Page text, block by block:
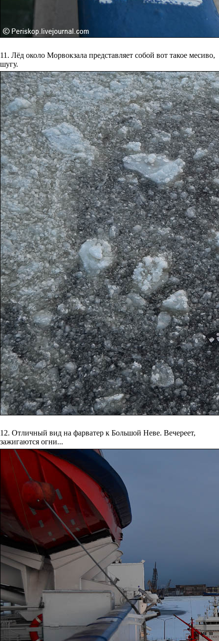
11. Лёд около Морвокзала представляет собой вот такое месиво,
шугу.
12. Отличный вид на фарватер к Большой Неве. Вечереет,
зажигаются огни...